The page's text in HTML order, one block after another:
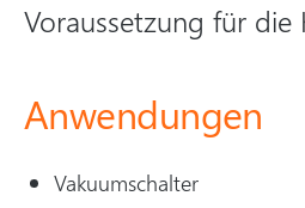
Voraussetzung für die
Anwendungen
Vakuumschalter